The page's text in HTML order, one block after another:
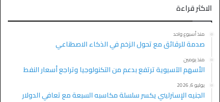
الاكثر قراءة
منذ أسبوع واحد
صدمة للرقائق مع تحول الزخم في الذكاء الاصطناعي
منذ يومين
الأسهم الآسيوية ترتفع بدعم من التكنولوجيا وتراجع أسعار النفط
يوليو 6, 2026
الجنيه الإسترليني يكسر سلسلة مكاسبه السبعة مع تعافي الدولار